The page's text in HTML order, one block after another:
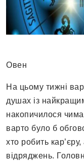
Овен
На цьому тижні
душах із
накопичилося
варто було б
хто робить
відряджень.